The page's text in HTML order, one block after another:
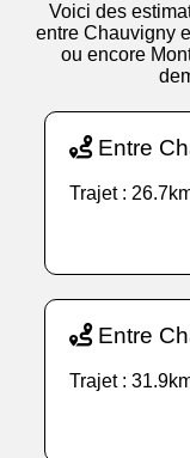
Voici des
entre Chauvigny
ou encore
Entre
Trajet :
Entre
Trajet :